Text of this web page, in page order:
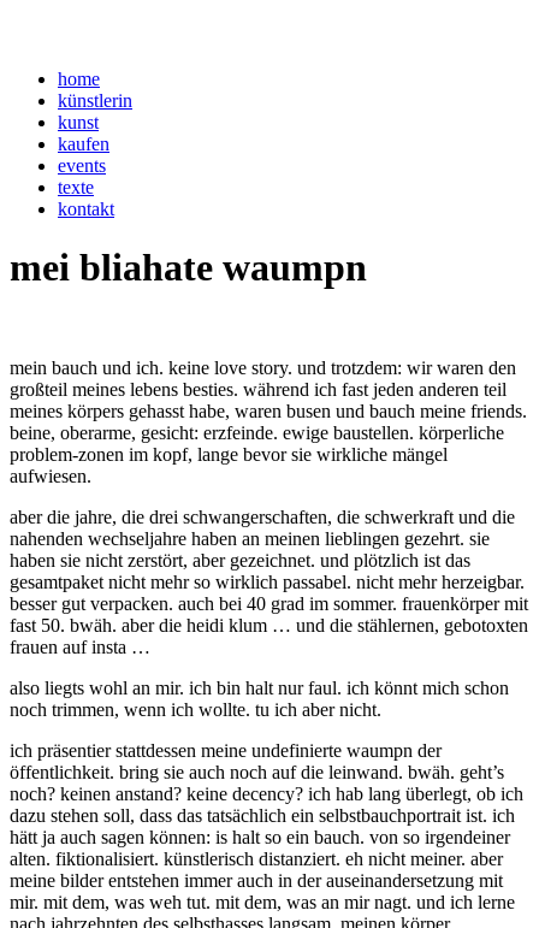
home
künstlerin
kunst
kaufen
events
texte
kontakt
mei bliahate waumpn
mein bauch und ich. keine love story. und trotzdem: wir waren den
großteil meines lebens besties. während ich fast jeden anderen teil
meines körpers gehasst habe, waren busen und bauch meine friends.
beine, oberarme, gesicht: erzfeinde. ewige baustellen. körperliche
problem-zonen im kopf, lange bevor sie wirkliche mängel
aufwiesen.
aber die jahre, die drei schwangerschaften, die schwerkraft und die
nahenden wechseljahre haben an meinen lieblingen gezehrt. sie
haben sie nicht zerstört, aber gezeichnet. und plötzlich ist das
gesamtpaket nicht mehr so wirklich passabel. nicht mehr herzeigbar.
besser gut verpacken. auch bei 40 grad im sommer. frauenkörper mit
fast 50. bwäh. aber die heidi klum … und die stählernen, gebotoxten
frauen auf insta …
also liegts wohl an mir. ich bin halt nur faul. ich könnt mich schon
noch trimmen, wenn ich wollte. tu ich aber nicht.
ich präsentier stattdessen meine undefinierte waumpn der
öffentlichkeit. bring sie auch noch auf die leinwand. bwäh. geht’s
noch? keinen anstand? keine decency? ich hab lang überlegt, ob ich
dazu stehen soll, dass das tatsächlich ein selbstbauchportrait ist. ich
hätt ja auch sagen können: is halt so ein bauch. von so irgendeiner
alten. fiktionalisiert. künstlerisch distanziert. eh nicht meiner. aber
meine bilder entstehen immer auch in der auseinandersetzung mit
mir. mit dem, was weh tut. mit dem, was an mir nagt. und ich lerne
nach jahrzehnten des selbsthasses langsam, meinen körper